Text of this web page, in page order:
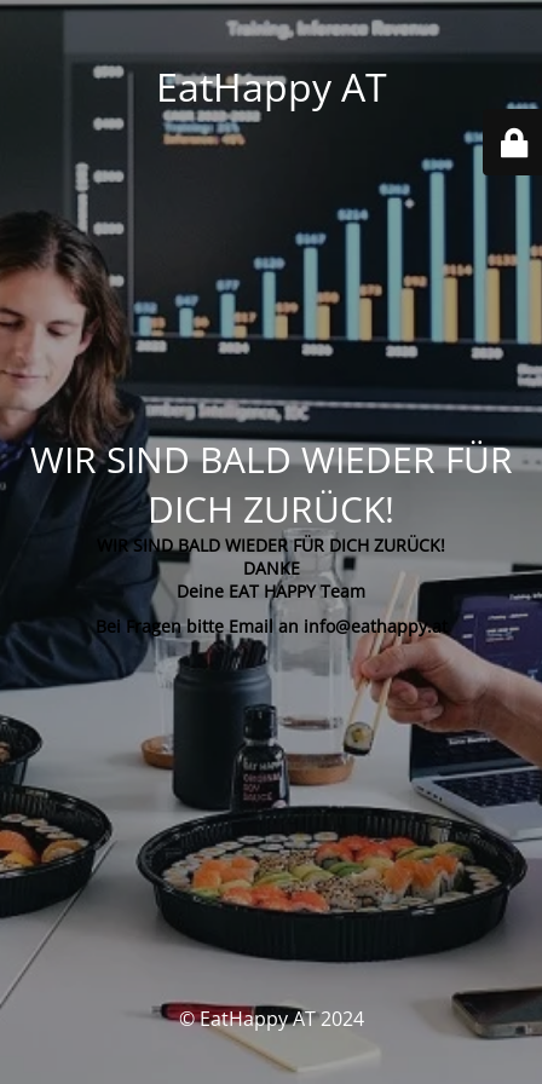
EatHappy AT
WIR SIND BALD WIEDER FÜR
DICH ZURÜCK!
WIR SIND BALD WIEDER FÜR DICH ZURÜCK!
DANKE
Deine EAT HAPPY Team
Bei Fragen bitte Email an info@eathappy.at
© EatHappy AT 2024